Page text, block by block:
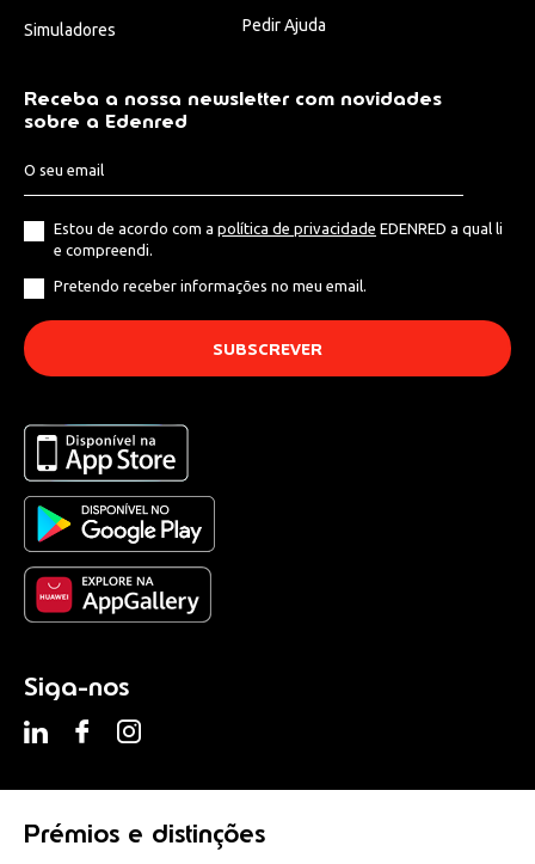
Simuladores Pedir Ajuda
Receba a nossa newsletter com novidades
sobre a Edenred
Estou de acordo com a política de privacidade EDENRED a qual li
e compreendi.
Pretendo receber informações no meu email.
Siga-nos
Prémios e distinções